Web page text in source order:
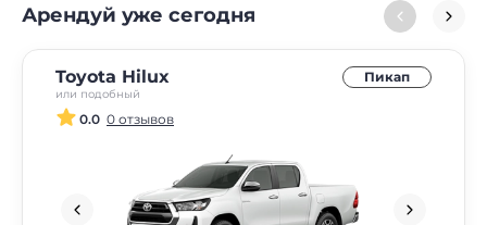
Арендуй уже сегодня
Toyota Hilux
или подобный
Пикап
0.0 0 отзывов